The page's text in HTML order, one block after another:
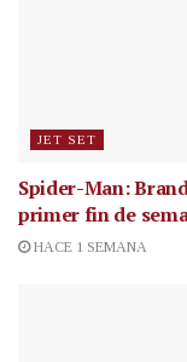
JET SET
Spider-Man:
primer fin de
HACE 1 SEMANA